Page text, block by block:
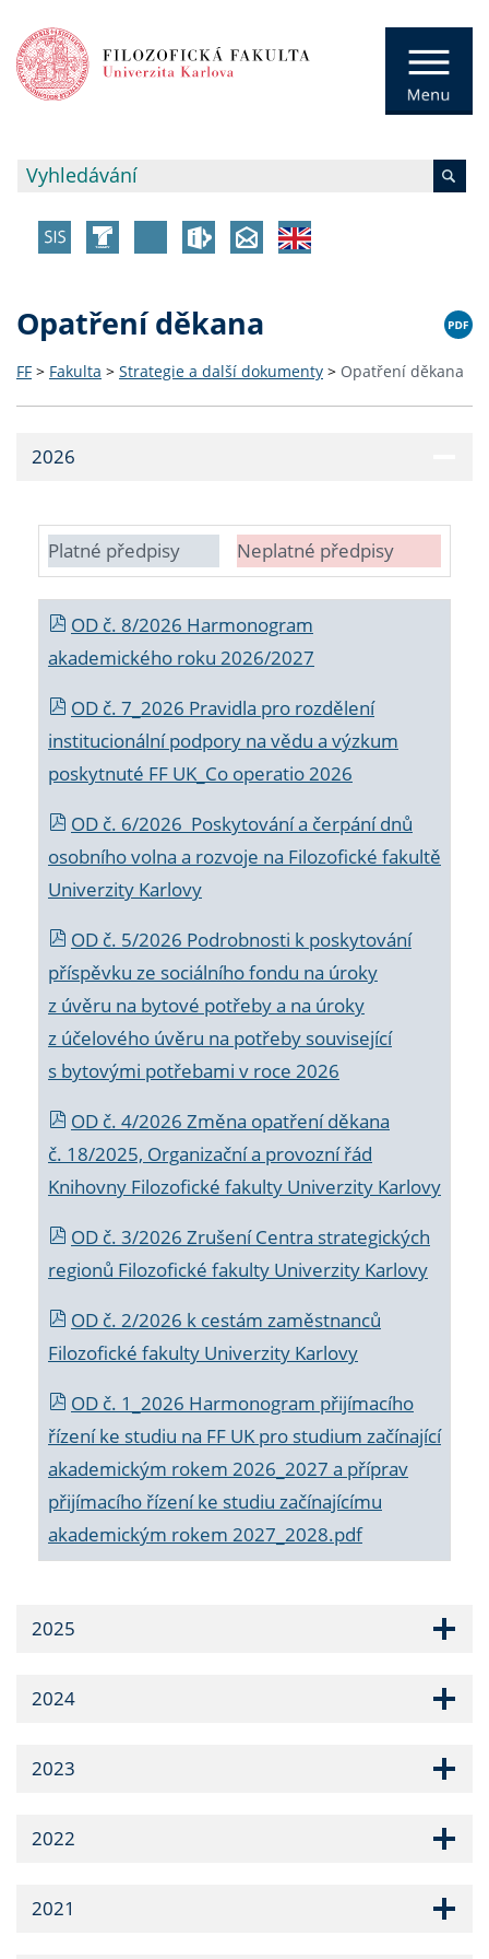
Opatření děkana
FF > Fakulta > Strategie a další dokumenty > Opatření děkana
2026
Platné předpisy Neplatné předpisy
OD č. 8/2026 Harmonogram
akademického roku 2026/2027
OD č. 7_2026 Pravidla pro rozdělení
institucionální podpory na vědu a výzkum
poskytnuté FF UK_Co operatio 2026
OD č. 6/2026 Poskytování a čerpání dnů
osobního volna a rozvoje na Filozofické fakultě
Univerzity Karlovy
OD č. 5/2026 Podrobnosti k poskytování
příspěvku ze sociálního fondu na úroky
z úvěru na bytové potřeby a na úroky
z účelového úvěru na potřeby související
s bytovými potřebami v roce 2026
OD č. 4/2026 Změna opatření děkana
č. 18/2025, Organizační a provozní řád
Knihovny Filozofické fakulty Univerzity Karlovy
OD č. 3/2026 Zrušení Centra strategických
regionů Filozofické fakulty Univerzity Karlovy
OD č. 2/2026 k cestám zaměstnanců
Filozofické fakulty Univerzity Karlovy
OD č. 1_2026 Harmonogram přijímacího
řízení ke studiu na FF UK pro studium začínající
akademickým rokem 2026_2027 a příprav
přijímacího řízení ke studiu začínajícímu
akademickým rokem 2027_2028.pdf
2025
2024
2023
2022
2021